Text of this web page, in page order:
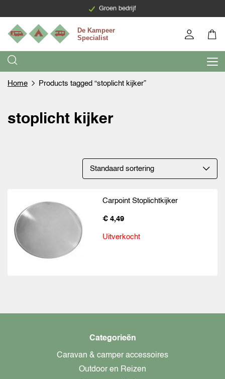
Groen bedrijf
Home Products tagged “stoplicht kijker”
stoplicht kijker
Carpoint Stoplichtkijker
€ 4,49
Uitverkocht
Categorieën
Caravan & camper accessoires
Outdoor en Reizen